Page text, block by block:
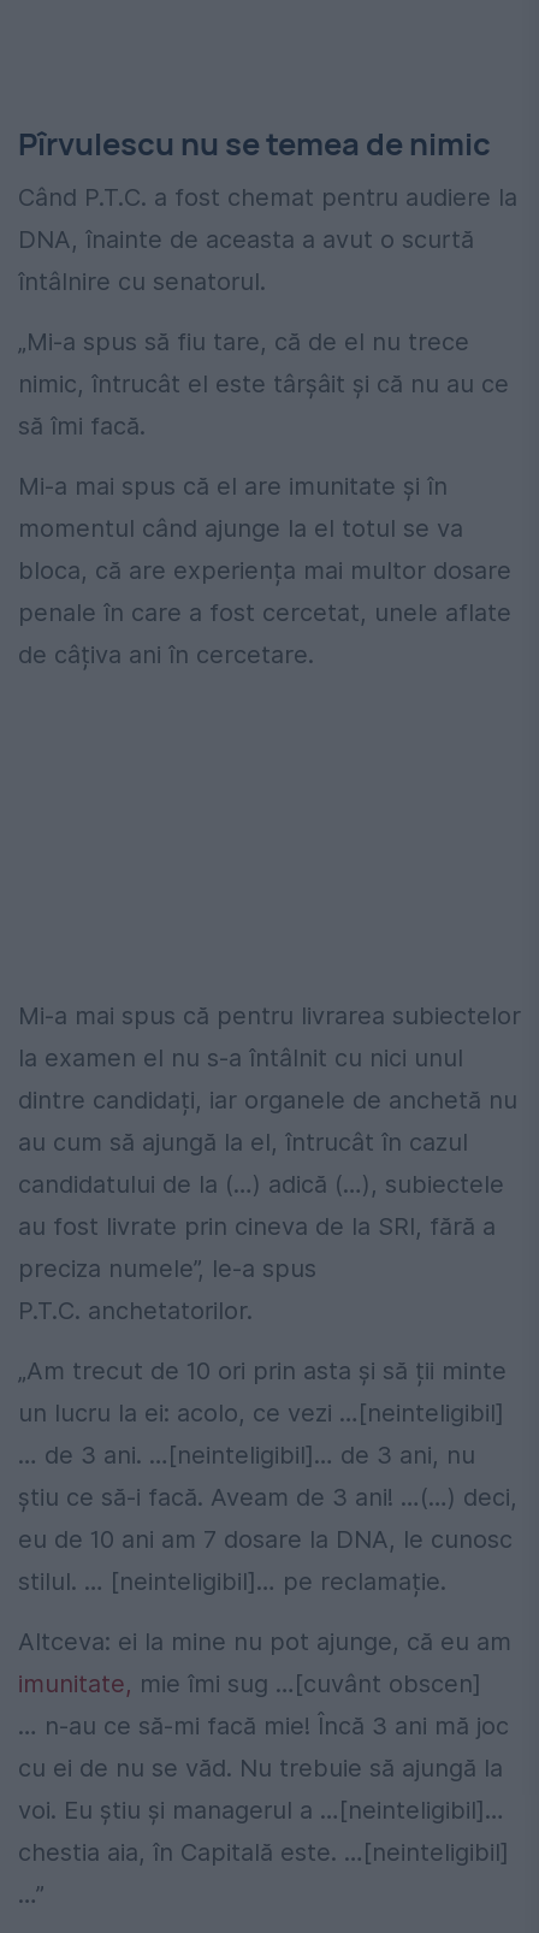
Pîrvulescu nu se temea de nimic
Când P.T.C. a fost chemat pentru audiere la
DNA, înainte de aceasta a avut o scurtă
întâlnire cu senatorul.
„Mi-a spus să fiu tare, că de el nu trece
nimic, întrucât el este târșâit și că nu au ce
să îmi facă.
Mi-a mai spus că el are imunitate și în
momentul când ajunge la el totul se va
bloca, că are experiența mai multor dosare
penale în care a fost cercetat, unele aflate
de câțiva ani în cercetare.
Mi-a mai spus că pentru livrarea subiectelor
la examen el nu s-a întâlnit cu nici unul
dintre candidați, iar organele de anchetă nu
au cum să ajungă la el, întrucât în cazul
candidatului de la (…) adică (…), subiectele
au fost livrate prin cineva de la SRI, fără a
preciza numele”, le-a spus
P.T.C. anchetatorilor.
„Am trecut de 10 ori prin asta și să ții minte
un lucru la ei: acolo, ce vezi …[neinteligibil]
… de 3 ani. …[neinteligibil]… de 3 ani, nu
știu ce să-i facă. Aveam de 3 ani! …(…) deci,
eu de 10 ani am 7 dosare la DNA, le cunosc
stilul. … [neinteligibil]… pe reclamație.
Altceva: ei la mine nu pot ajunge, că eu am
imunitate, mie îmi sug …[cuvânt obscen]
… n-au ce să-mi facă mie! Încă 3 ani mă joc
cu ei de nu se văd. Nu trebuie să ajungă la
voi. Eu știu și managerul a …[neinteligibil]…
chestia aia, în Capitală este. …[neinteligibil]
…”